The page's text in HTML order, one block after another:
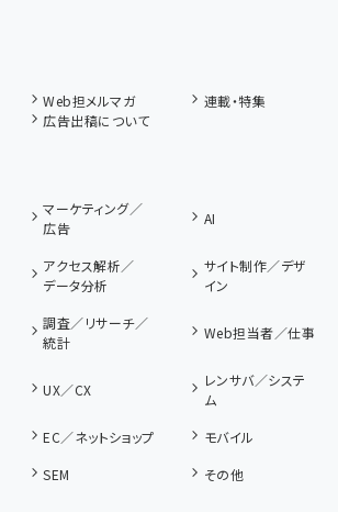
Web担メルマガ
連載・特集
広告出稿について
マーケティング／
広告
AI
アクセス解析／
データ分析
サイト制作／デザ
イン
調査／リサーチ／
統計
Web担当者／仕事
UX／CX
レンサバ／システ
ム
EC／ネットショップ
モバイル
SEM その他